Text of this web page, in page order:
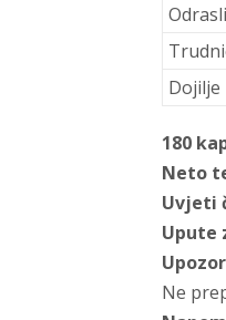
Odrasli
Dojilje
180
Neto
Uvjeti
Upute
Ne